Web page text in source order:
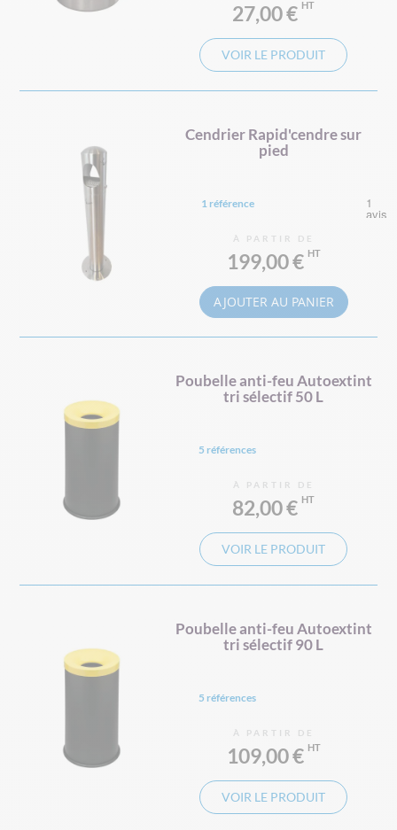
27,00 €
VOIR LE PRODUIT
Cendrier Rapid'cendre sur
pied
1 référence
À PARTIR DE
199,00 €
AJOUTER AU PANIER
Poubelle anti-feu Autoextint
tri sélectif 50 L
5 références
À PARTIR DE
82,00 €
VOIR LE PRODUIT
Poubelle anti-feu Autoextint
tri sélectif 90 L
5 références
À PARTIR DE
109,00 €
VOIR LE PRODUIT